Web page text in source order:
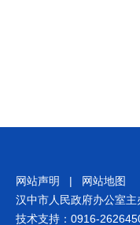
网站声明 |
网站地图
汉中市人民政府办公室主
技术支持：0916-